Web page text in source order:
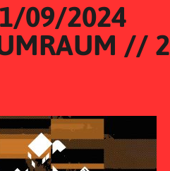
09/2024
//